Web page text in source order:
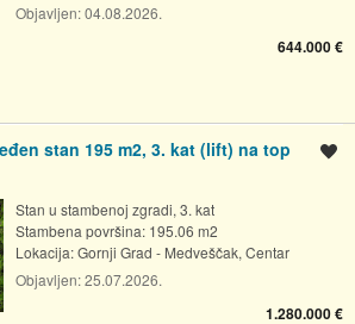
Objavljen:04.08.2026.
644.000 €
stan 195 m2, 3. kat (lift) na top
Stan u stambenoj zgradi, 3. kat
Stambena površina: 195.06 m2
Lokacija:Gornji Grad - Medveščak, Centar
Objavljen:25.07.2026.
1.280.000 €